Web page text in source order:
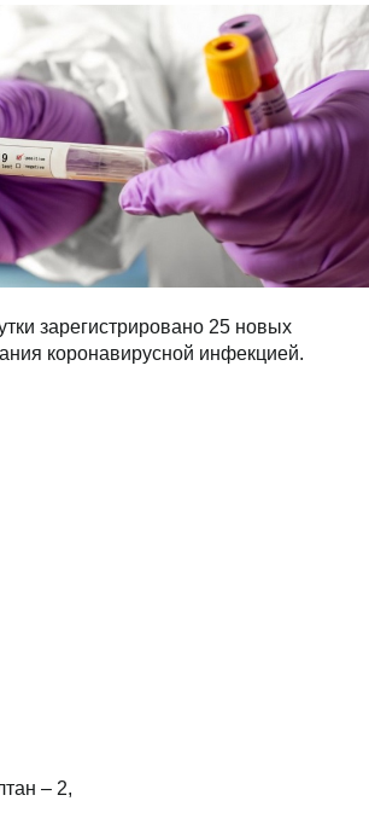
зарегистрировано 25 новых
коронавирусной инфекцией.
– 2,